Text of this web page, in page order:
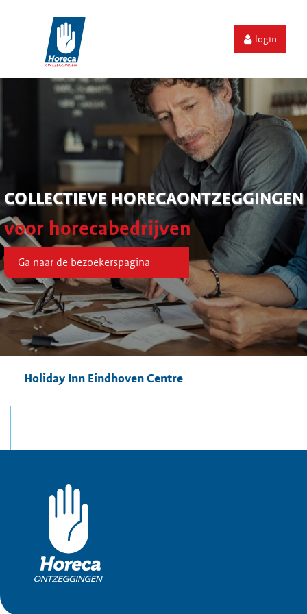
login
COLLECTIEVE HORECAONTZEGGINGEN
voor horecabedrijven
Ga naar de bezoekerspagina
Holiday Inn Eindhoven Centre